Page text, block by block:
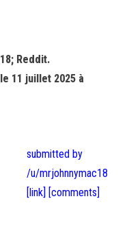
Reddit.
11 juillet 2025 à
submitted by
/u/mrjohnnymac18
[link] [comments]